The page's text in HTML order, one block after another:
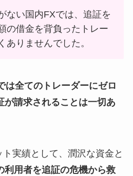
ない国内FXでは、追証を
の借金を背負ったトレー
ありませんでした。
は全てのトレーダーにゼロ
が請求されることは一切あ
実績として、潤沢な資金と
利用者を追証の危機から救